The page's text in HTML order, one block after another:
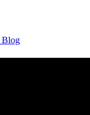
Blog